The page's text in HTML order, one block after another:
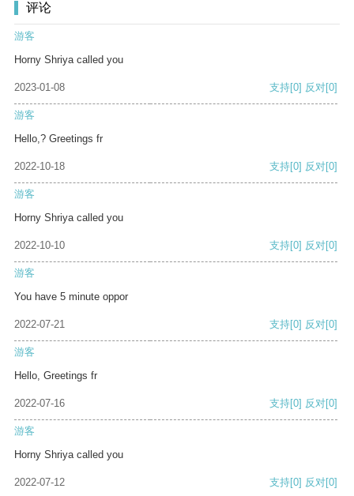
评论
游客
Horny Shriya called you
2023-01-08 支持[0] 反对[0]
游客
Hello,? Greetings fr
2022-10-18 支持[0] 反对[0]
游客
Horny Shriya called you
2022-10-10 支持[0] 反对[0]
游客
You have 5 minute oppor
2022-07-21 支持[0] 反对[0]
游客
Hello, Greetings fr
2022-07-16 支持[0] 反对[0]
游客
Horny Shriya called you
2022-07-12 支持[0] 反对[0]